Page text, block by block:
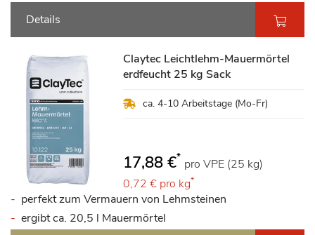
Details
Claytec Leichtlehm-Mauermörtel
erdfeucht 25 kg Sack
ca. 4-10 Arbeitstage (Mo-Fr)
17,88 €* pro VPE (25 kg)
0,72 € pro kg*
perfekt zum Vermauern von Lehmsteinen
ergibt ca. 20,5 l Mauermörtel